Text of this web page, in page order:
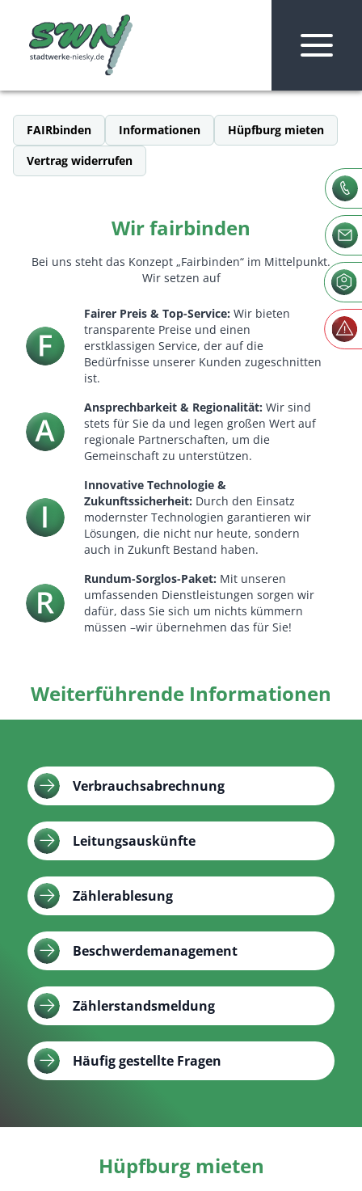
Zum Inhalt springen
Die Stadtwerke Niesky
FAIRbinden Informationen
Hüpfburg mieten
Vertrag widerrufen
Wir fairbinden
Bei uns steht das Konzept „Fairbinden“ im Mittelpunkt.
Wir setzen auf
Fairer Preis & Top-Service: Wir bieten
transparente Preise und einen
erstklassigen Service, der auf die
Bedürfnisse unserer Kunden zugeschnitten
ist.
Ansprechbarkeit & Regionalität: Wir sind
stets für Sie da und legen großen Wert auf
regionale Partnerschaften, um die
Gemeinschaft zu unterstützen.
Innovative Technologie &
Zukunftssicherheit: Durch den Einsatz
modernster Technologien garantieren wir
Lösungen, die nicht nur heute, sondern
auch in Zukunft Bestand haben.
Rundum-Sorglos-Paket: Mit unseren
umfassenden Dienstleistungen sorgen wir
dafür, dass Sie sich um nichts kümmern
müssen –wir übernehmen das für Sie!
Weiterführende Informationen
Verbrauchsabrechnung
Leitungsauskünfte
Zählerablesung
Beschwerdemanagement
Zählerstandsmeldung
Häufig gestellte Fragen
Hüpfburg mieten